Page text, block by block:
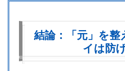
結論：「元」を
イは防